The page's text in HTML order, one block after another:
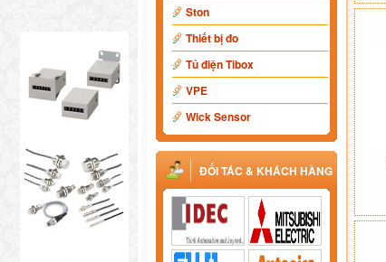
Ston
Thiết bị đo
Tủ điện Tibox
VPE
Wick Sensor
ĐỐI TÁC & KHÁCH HÀNG